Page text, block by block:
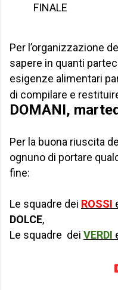
FINALE
Per l’organizzazione
sapere in quanti
esigenze alimentari
di compilare e
DOMANI,
Per la buona riuscita
ognuno di portare
fine:
Le squadre dei ROSSI
DOLCE,
Le squadre dei VERDI